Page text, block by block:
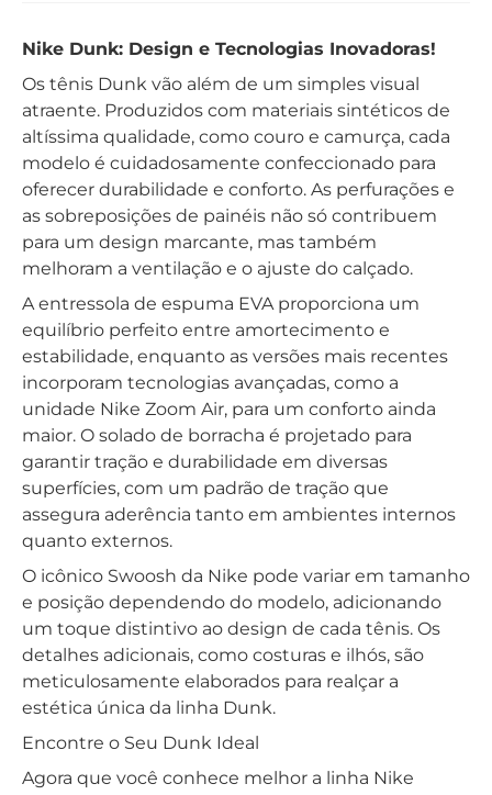
Nike Dunk: Design e Tecnologias Inovadoras!
Os tênis Dunk vão além de um simples visual
atraente. Produzidos com materiais sintéticos de
altíssima qualidade, como couro e camurça, cada
modelo é cuidadosamente confeccionado para
oferecer durabilidade e conforto. As perfurações e
as sobreposições de painéis não só contribuem
para um design marcante, mas também
melhoram a ventilação e o ajuste do calçado.
A entressola de espuma EVA proporciona um
equilíbrio perfeito entre amortecimento e
estabilidade, enquanto as versões mais recentes
incorporam tecnologias avançadas, como a
unidade Nike Zoom Air, para um conforto ainda
maior. O solado de borracha é projetado para
garantir tração e durabilidade em diversas
superfícies, com um padrão de tração que
assegura aderência tanto em ambientes internos
quanto externos.
O icônico Swoosh da Nike pode variar em tamanho
e posição dependendo do modelo, adicionando
um toque distintivo ao design de cada tênis. Os
detalhes adicionais, como costuras e ilhós, são
meticulosamente elaborados para realçar a
estética única da linha Dunk.
Encontre o Seu Dunk Ideal
Agora que você conhece melhor a linha Nike